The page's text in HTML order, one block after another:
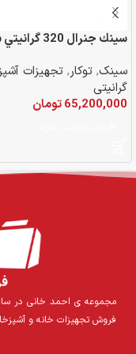
سينك جنرال 320 گرانيتي سفيد
سینک, توکار, تجهیزات
گرانیتی
65,200,000تومان
فروش تجهیزات خانه و